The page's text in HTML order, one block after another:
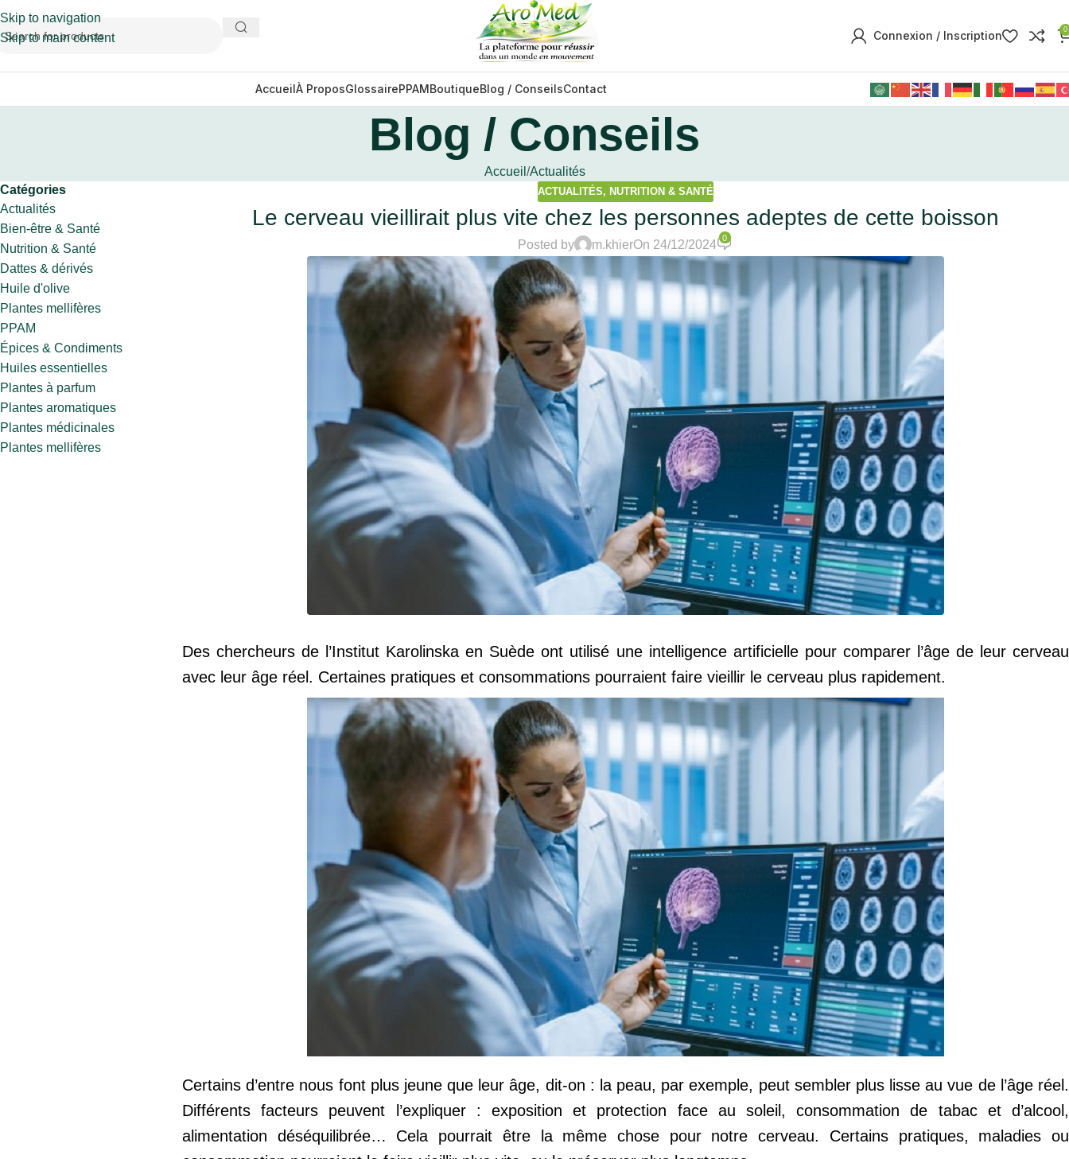
Skip to navigation
Skip to main content
Connexion / Inscription 0
AccueilÀ ProposGlossairePPAMBoutiqueBlog / ConseilsContact
Blog / Conseils
Accueil Actualités
Catégories
Actualités
Bien-être & Santé
Nutrition & Santé
Dattes & dérivés
Huile d'olive
Plantes mellifères
PPAM
Épices & Condiments
Huiles essentielles
Plantes à parfum
Plantes aromatiques
Plantes médicinales
Plantes mellifères
ACTUALITÉS, NUTRITION & SANTÉ
Le cerveau vieillirait plus vite chez les personnes adeptes de cette boisson
Posted by m.khierOn 24/12/2024
0
Des chercheurs de l’Institut Karolinska en Suède ont utilisé une intelligence artificielle pour comparer l’âge de leur cerveau
avec leur âge réel. Certaines pratiques et consommations pourraient faire vieillir le cerveau plus rapidement.
Certains d’entre nous font plus jeune que leur âge, dit-on : la peau, par exemple, peut sembler plus lisse au vue de l’âge réel.
Différents facteurs peuvent l’expliquer : exposition et protection face au soleil, consommation de tabac et d’alcool,
alimentation déséquilibrée… Cela pourrait être la même chose pour notre cerveau. Certains pratiques, maladies ou